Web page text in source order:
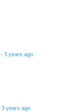
· 3 years ago
3 years ago